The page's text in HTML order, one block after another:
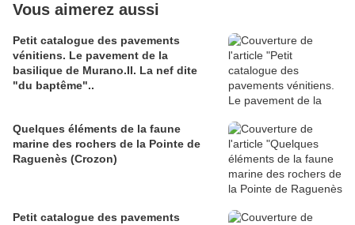
Vous aimerez aussi
Petit catalogue des pavements
vénitiens. Le pavement de la
basilique de Murano.II. La nef dite
"du baptême"..
Quelques éléments de la faune
marine des rochers de la Pointe de
Raguenès (Crozon)
Petit catalogue des pavements